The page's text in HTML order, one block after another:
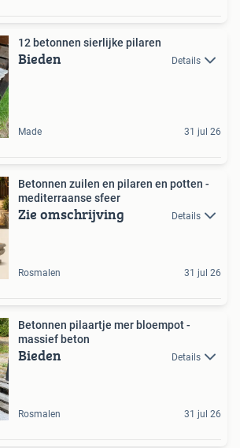
12 betonnen sierlijke pilaren
Bieden Details
Made 31 jul 26
Betonnen zuilen en pilaren en potten -
mediterraanse sfeer
Zie omschrijving Details
Rosmalen 31 jul 26
Betonnen pilaartje mer bloempot -
massief beton
Bieden Details
Rosmalen 31 jul 26